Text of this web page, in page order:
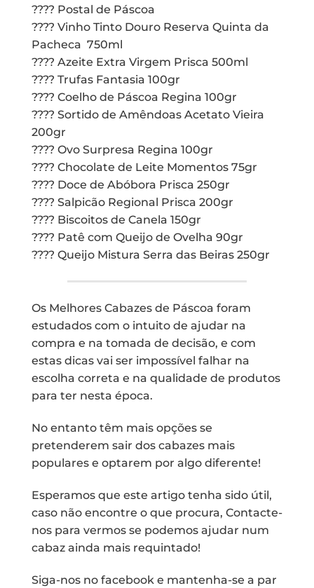
???? Postal de Páscoa
???? Vinho Tinto Douro Reserva Quinta da
Pacheca 750ml
???? Azeite Extra Virgem Prisca 500ml
???? Trufas Fantasia 100gr
???? Coelho de Páscoa Regina 100gr
???? Sortido de Amêndoas Acetato Vieira
200gr
???? Ovo Surpresa Regina 100gr
???? Chocolate de Leite Momentos 75gr
???? Doce de Abóbora Prisca 250gr
???? Salpicão Regional Prisca 200gr
???? Biscoitos de Canela 150gr
???? Patê com Queijo de Ovelha 90gr
???? Queijo Mistura Serra das Beiras 250gr
Os Melhores Cabazes de Páscoa foram
estudados com o intuito de ajudar na
compra e na tomada de decisão, e com
estas dicas vai ser impossível falhar na
escolha correta e na qualidade de produtos
para ter nesta época.
No entanto têm mais opções se
pretenderem sair dos cabazes mais
populares e optarem por algo diferente!
Esperamos que este artigo tenha sido útil,
caso não encontre o que procura, Contacte-
nos para vermos se podemos ajudar num
cabaz ainda mais requintado!
Siga-nos no facebook e mantenha-se a par